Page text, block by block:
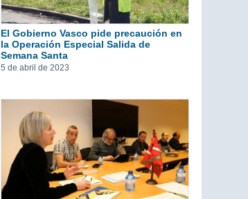
El Gobierno Vasco pide precaución en
la Operación Especial Salida de
Semana Santa
5 de abril de 2023